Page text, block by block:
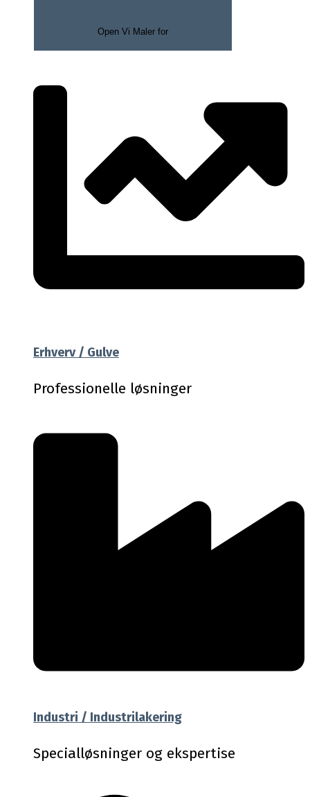
Open Vi Maler for
Erhverv / Gulve
Professionelle løsninger
Industri / Industrilakering
Specialløsninger og ekspertise